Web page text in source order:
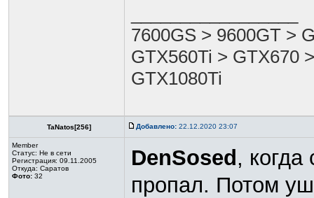
7600GS > 9600GT >
GTX560Ti > GTX670
GTX1080Ti
TaNatos[256] Добавлено: 22.12.2020 23:07
Member
Статус: Не в сети
Регистрация: 09.11.2005
Откуда: Саратов
Фото: 32
DenSosed ,
пропал. Потом